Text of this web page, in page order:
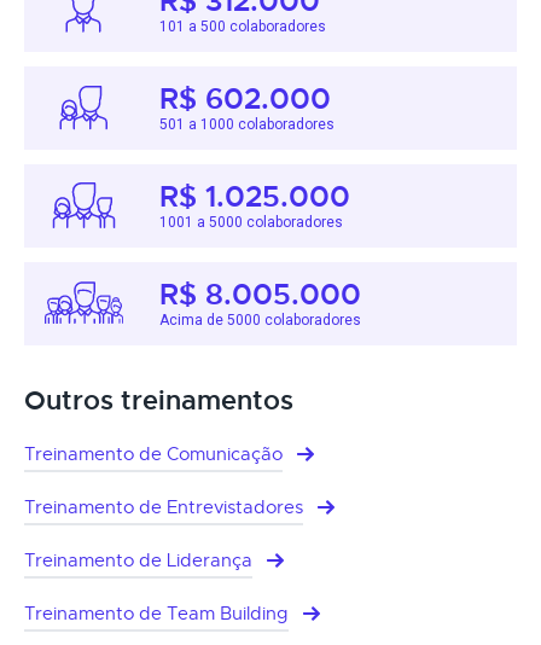
101 a 500 colaboradores
R$ 602.000
501 a 1000 colaboradores
R$ 1.025.000
1001 a 5000 colaboradores
R$ 8.005.000
Acima de 5000 colaboradores
Outros treinamentos
Treinamento de Comunicação
Treinamento de Entrevistadores
Treinamento de Liderança
Treinamento de Team Building